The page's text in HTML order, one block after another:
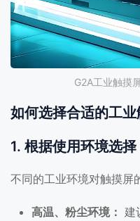
G2A工业触摸
如何选择合适的工业
1. 根据使用环境选择
不同的工业环境对触摸屏
高温、粉尘环境： 建